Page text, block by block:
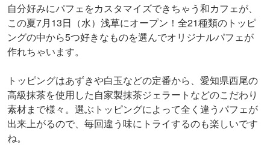
自分好みにパフェをカスタマイズできちゃう和カフェが、
この夏7月13日（水）浅草にオープン！全21種類のトッピ
ングの中から5つ好きなものを選んでオリジナルパフェが
作れちゃいます。
トッピングはあずきや白玉などの定番から、愛知県西尾の
高級抹茶を使用した自家製抹茶ジェラートなどのこだわり
素材まで様々。選ぶトッピングによって全く違うパフェが
出来上がるので、毎回違う味にトライするのも楽しいです
ね。